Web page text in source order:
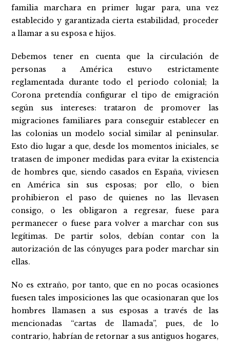
familia marchara en primer lugar para, una vez
establecido y garantizada cierta estabilidad, proceder
a llamar a su esposa e hijos.
Debemos tener en cuenta que la circulación de
personas a América estuvo estrictamente
reglamentada durante todo el periodo colonial; la
Corona pretendía configurar el tipo de emigración
según sus intereses: trataron de promover las
migraciones familiares para conseguir establecer en
las colonias un modelo social similar al peninsular.
Esto dio lugar a que, desde los momentos iniciales, se
tratasen de imponer medidas para evitar la existencia
de hombres que, siendo casados en España, viviesen
en América sin sus esposas; por ello, o bien
prohibieron el paso de quienes no las llevasen
consigo, o les obligaron a regresar, fuese para
permanecer o fuese para volver a marchar con sus
legítimas. De partir solos, debían contar con la
autorización de las cónyuges para poder marchar sin
ellas.
No es extraño, por tanto, que en no pocas ocasiones
fuesen tales imposiciones las que ocasionaran que los
hombres llamasen a sus esposas a través de las
mencionadas “cartas de llamada”, pues, de lo
contrario, habrían de retornar a sus antiguos hogares,